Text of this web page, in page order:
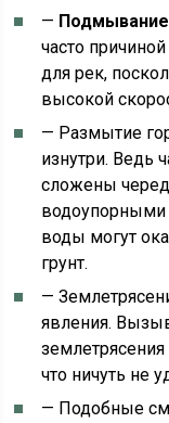
—
часто
для рек,
высокой
— Размытие
изнутри. Ведь
сложены
водоупорными
воды могут
грунт.
—
явления.
что ничуть не
— Подобные